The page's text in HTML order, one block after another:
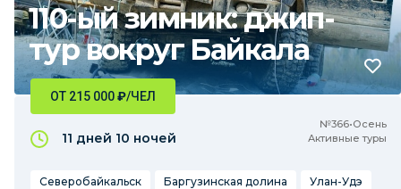
110-ый зимник: джип-
тур вокруг Байкала
№366•Осень
Активные туры
ОТ 215 000₽/ЧЕЛ
11 дней 10 ночей
Северобайкальск Баргузинская долина
Улан-Удэ